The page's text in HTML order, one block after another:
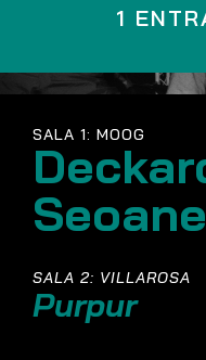
1
SALA 1: MOOG
Seoane
SALA 2: VILLAROSA
Purpur